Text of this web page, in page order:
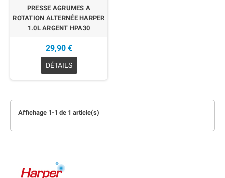
PRESSE AGRUMES A
ROTATION ALTERNÉE HARPER
1.0L ARGENT HPA30
29,90 €
DÉTAILS
Affichage 1-1 de 1 article(s)